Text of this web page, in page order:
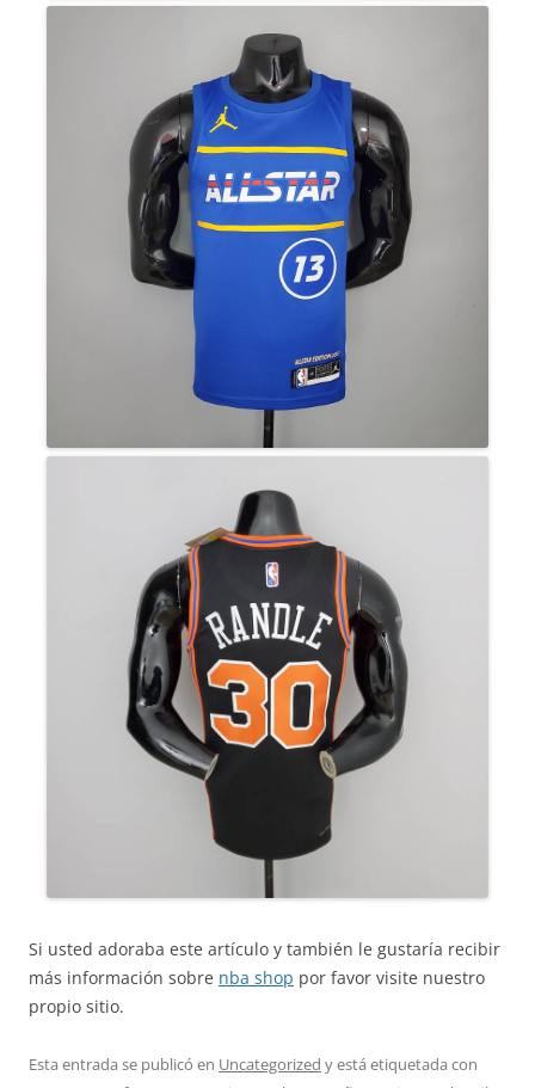
Si usted adoraba este artículo y también le gustaría recibir
más información sobre nba shop por favor visite nuestro
propio sitio.
Esta entrada se publicó en Uncategorized y está etiquetada con